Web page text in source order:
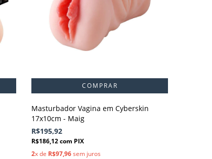
Masturbador Vagina em Cyberskin
17x10cm - Maig
R$195,92
R$186,12com PIX
2x de R$97,96sem juros